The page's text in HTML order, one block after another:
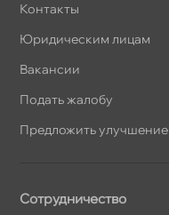
Контакты
Юридическим лицам
акансии
Подать жалобу
Предложить улучшение
Сотрудничество